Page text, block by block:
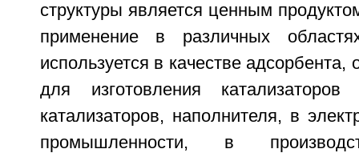
структуры является ценным
применение в различных
используется в качестве адсорбента,
для изготовления
катализаторов, наполнителя, в
промышленности, в